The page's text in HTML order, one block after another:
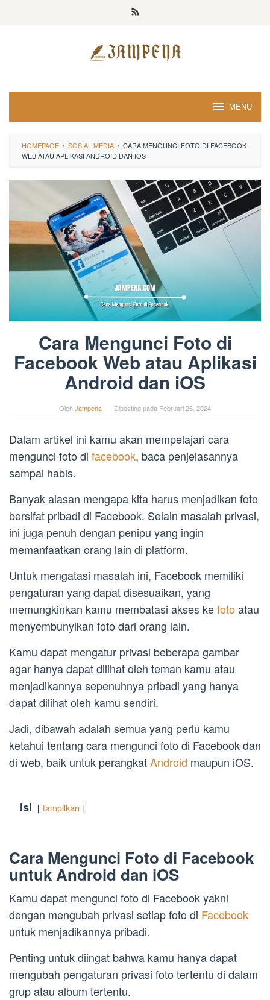
MENU
HOMEPAGE / SOSIAL MEDIA / CARA MENGUNCI FOTO DI FACEBOOK
WEB ATAU APLIKASI ANDROID DAN IOS
Cara Mengunci Foto di
Facebook Web atau Aplikasi
Android dan iOS
OlehJampena Diposting pada Februari 26, 2024
Dalam artikel ini kamu akan mempelajari cara
mengunci foto di facebook, baca penjelasannya
sampai habis.
Banyak alasan mengapa kita harus menjadikan foto
bersifat pribadi di Facebook. Selain masalah privasi,
ini juga penuh dengan penipu yang ingin
memanfaatkan orang lain di platform.
Untuk mengatasi masalah ini, Facebook memiliki
pengaturan yang dapat disesuaikan, yang
memungkinkan kamu membatasi akses kefoto atau
menyembunyikan foto dari orang lain.
Kamu dapat mengatur privasi beberapa gambar
agar hanya dapat dilihat oleh teman kamu atau
menjadikannya sepenuhnya pribadi yang hanya
dapat dilihat oleh kamu sendiri.
Jadi, dibawah adalah semua yang perlu kamu
ketahui tentang cara mengunci foto di Facebook dan
di web, baik untuk perangkatAndroid maupun iOS.
Isi tampilkan
Cara Mengunci Foto di Facebook
untuk Android dan iOS
Kamu dapat mengunci foto di Facebook yakni
dengan mengubah privasi setiap foto di Facebook
untuk menjadikannya pribadi.
Penting untuk diingat bahwa kamu hanya dapat
mengubah pengaturan privasi foto tertentu di dalam
grup atau album tertentu.